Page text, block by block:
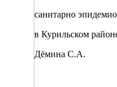
санитарно
в Курильском
Дёмина С.А.